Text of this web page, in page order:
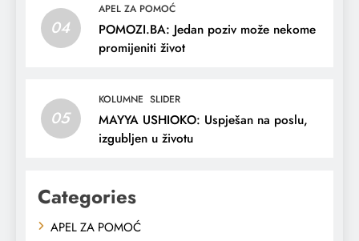
04
APEL ZA POMOĆ
POMOZI.BA: Jedan poziv može nekome
promijeniti život
05
KOLUMNE SLIDER
MAYYA USHIOKO: Uspješan na poslu,
izgubljen u životu
Categories
APEL ZA POMOĆ